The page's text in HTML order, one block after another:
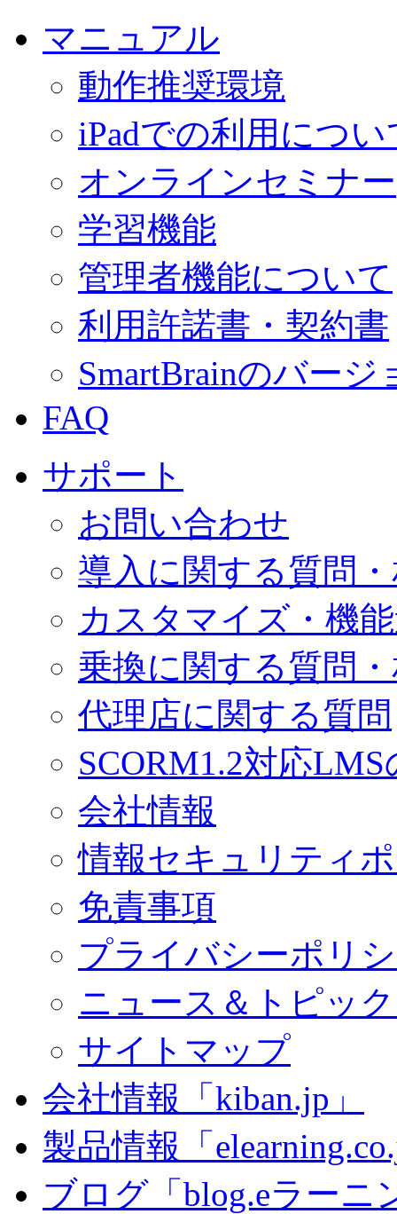
マニュアル
動作推奨環境
iPadでの利用につい
オンラインセミナー
学習機能
管理者機能について
利用許諾書・契約書
SmartBrainのバー
FAQ
サポート
お問い合わせ
導入に関する質問
カスタマイズ・機
乗換に関する質問
代理店に関する質問
SCORM1.2対応
会社情報
情報セキュリティ
免責事項
プライバシーポリ
ニュース＆トピッ
サイトマップ
会社情報「kiban.jp」
製品情報「
ブログ「blog.eラーニ